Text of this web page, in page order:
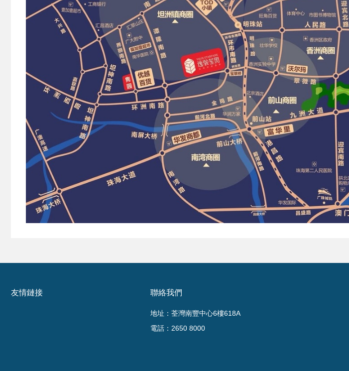
友情鏈接 聯絡我們
地址：荃灣南豐中心6樓618A
電話：2650 8000